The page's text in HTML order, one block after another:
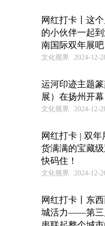
网红打卡丨这
的小伙伴一起
南国际双年展吧
文化视界 2024-12-
运河印迹主题
展）在扬州开幕
文化视界 2024-12-
网红打卡 | 双
货满满的宝藏
快码住！
文化视界 2024-12-
网红打卡丨东
城活力——第三